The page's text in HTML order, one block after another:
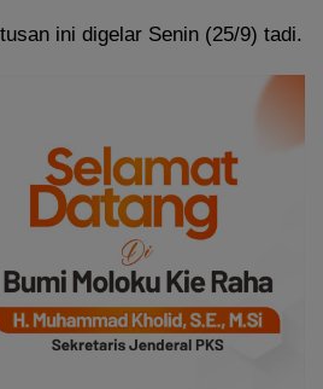
ini digelar Senin (25/9) tadi.